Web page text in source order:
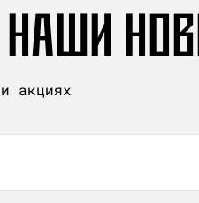
акциях